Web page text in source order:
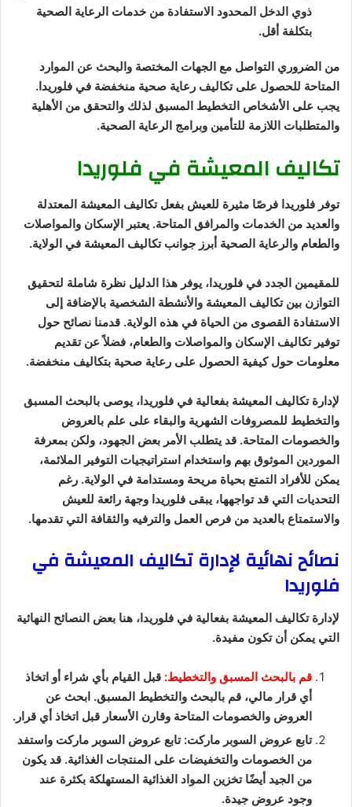
ذوي الدخل المحدود الاستفادة من خدمات الرعاية الصحية
بتكلفة أقل.
من الضروري التواصل مع الجهات المختصة والبحث عن الموارد
المتاحة للحصول على تكاليف رعاية صحية منخفضة في فلوريدا.
يجب على الأشخاص التخطيط المسبق لذلك والتحقق من الأهلية
والمتطلبات اللازمة للتأمين وبرامج الرعاية الصحية.
تكاليف المعيشة في فلوريدا
توفر فلوريدا فرصًا مثيرة للعيش بفعل تكاليف المعيشة المعتدلة
والعديد من الخدمات والمرافق المتاحة. يعتبر الإسكان والمواصلات
والطعام والرعاية الصحية أبرز جوانب تكاليف المعيشة في الولاية.
للمقيمين الجدد في فلوريدا، يوفر هذا الدليل نظرة شاملة لتحقيق
التوازن بين تكاليف المعيشة والأنشطة الشخصية بالإضافة إلى
الاستفادة القصوى من الحياة في هذه الولاية. قدمنا نصائح حول
توفير تكاليف الإسكان والمواصلات والطعام، فضلاً عن تقديم
معلومات حول كيفية الحصول على رعاية صحية بتكاليف منخفضة.
لإدارة تكاليف المعيشة بفعالية في فلوريدا، يوصى بالبحث المسبق
والتخطيط للمصروفات الشهرية والبقاء على علم بالعروض
والخصومات المتاحة. قد يتطلب الأمر بعض الجهود، ولكن بمعرفة
الموردين الموثوق بهم واستخدام استراتيجيات التوفير الملائمة،
يمكن للأفراد التمتع بحياة مريحة ومستدامة في الولاية. رغم
التحديات التي قد تواجهها، يبقى فلوريدا وجهة رائعة للعيش
والاستمتاع بالعديد من فرص العمل والترفيه والثقافة التي تقدمها.
نصائح نهائية لإدارة تكاليف المعيشة في
فلوريدا
لإدارة تكاليف المعيشة بفعالية في فلوريدا، هنا بعض النصائح النهائية
التي يمكن أن تكون مفيدة.
قم بالبحث المسبق والتخطيط: قبل القيام بأي شراء أو اتخاذ
أي قرار مالي، قم بالبحث والتخطيط المسبق. ابحث عن
العروض والخصومات المتاحة وقارن الأسعار قبل اتخاذ أي قرار.
تابع عروض السوبر ماركت: تابع عروض السوبر ماركت واستفد
من الخصومات والتخفيضات على المنتجات الغذائية. قد يكون
من الجيد أيضًا تخزين المواد الغذائية المستهلكة بكثرة عند
وجود عروض جيدة.